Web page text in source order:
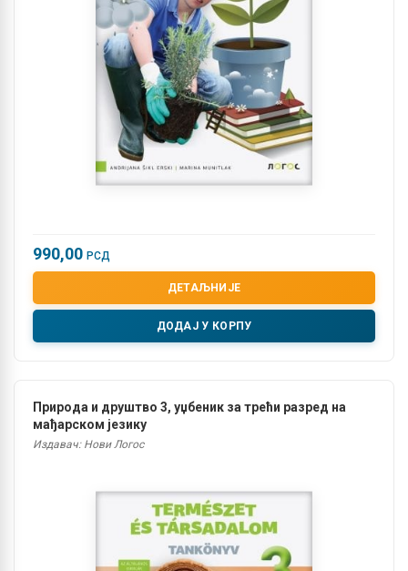
990,00 РСД
ДЕТАЉНИЈЕ
ДОДАЈ У КОРПУ
Природа и друштво 3, уџбеник за трећи разред на
мађарском језику
Издавач: Нови Логос